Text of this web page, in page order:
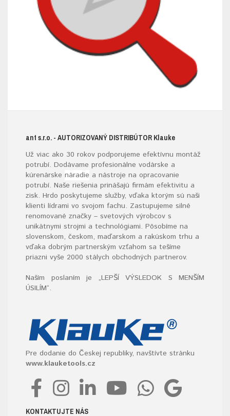
ant s.r.o. - AUTORIZOVANÝ DISTRIBÚTOR Klauke
Už viac ako 30 rokov podporujeme efektívnu montáž
potrubí. Dodávame profesionálne vodárske a
kúrenárske náradie a nástroje na opracovanie
potrubí. Naše riešenia prinášajú firmám efektivitu a
zisk. Hrdo poskytujeme služby, vďaka ktorým sú naši
klienti lídrami vo svojom fachu. Zastupujeme silné
renomované značky – svetových výrobcov s
unikátnymi strojmi a technológiami. Pôsobíme na
slovenskom, českom, maďarskom a rakúskom trhu a
vďaka dobrým partnerským vzťahom sa tešíme
priazni vyše 2000 stálych obchodných partnerov.
Naším poslaním je „LEPŠÍ VÝSLEDOK S MENŠÍM
ÚSILÍM“.
Pre dodanie do Českej republiky, navštívte stránku
www.klauketools.cz
KONTAKTUJTE NÁS